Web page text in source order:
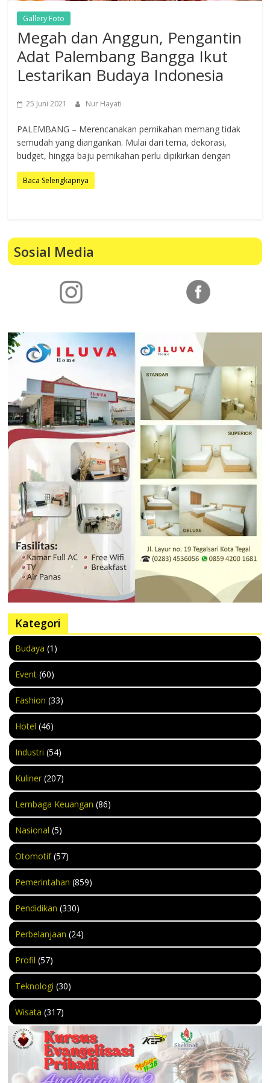
Gallery Foto
Megah dan Anggun, Pengantin
Adat Palembang Bangga Ikut
Lestarikan Budaya Indonesia
25 Juni 2021 Nur Hayati
PALEMBANG – Merencanakan pernikahan memang tidak
semudah yang diangankan. Mulai dari tema, dekorasi,
budget, hingga baju pernikahan perlu dipikirkan dengan
Baca Selengkapnya
Sosial Media
Kategori
Budaya (1)
Event (60)
Fashion (33)
Hotel (46)
Industri (54)
Kuliner (207)
Lembaga Keuangan (86)
Nasional (5)
Otomotif(57)
Pemerintahan (859)
Pendidikan (330)
Perbelanjaan (24)
Profil (57)
Teknologi (30)
Wisata (317)